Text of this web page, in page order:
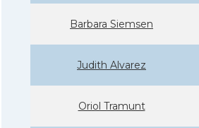
Barbara Siemsen
Judith Alvarez
Oriol Tramunt